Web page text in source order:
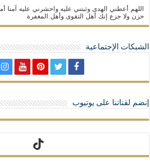
اللهم أعطني الهدى وثبتني عليه واحشرني عليه آمنا
حزن ولا جزع إنك أهل التقوى وأهل المغفرة
الشبكات الإجتماعية
إنضم لقناتنا على يوتيوب
تيك توك